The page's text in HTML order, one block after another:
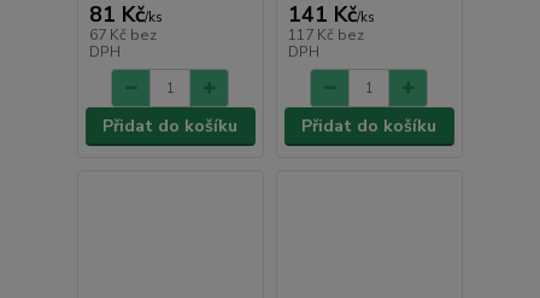
81 Kč/ks
67 Kč bez
DPH
Přidat do košíku
141 Kč/ks
117 Kč bez
DPH
Přidat do košíku